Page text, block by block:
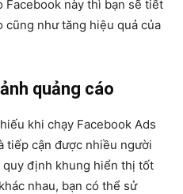
Facebook này thì bạn sẽ tiết
cũng như tăng hiệu quả của
quảng cáo
khi chạy Facebook Ads
tiếp cận được nhiều người
định khung hiển thị tốt
nhau, bạn có thể sử